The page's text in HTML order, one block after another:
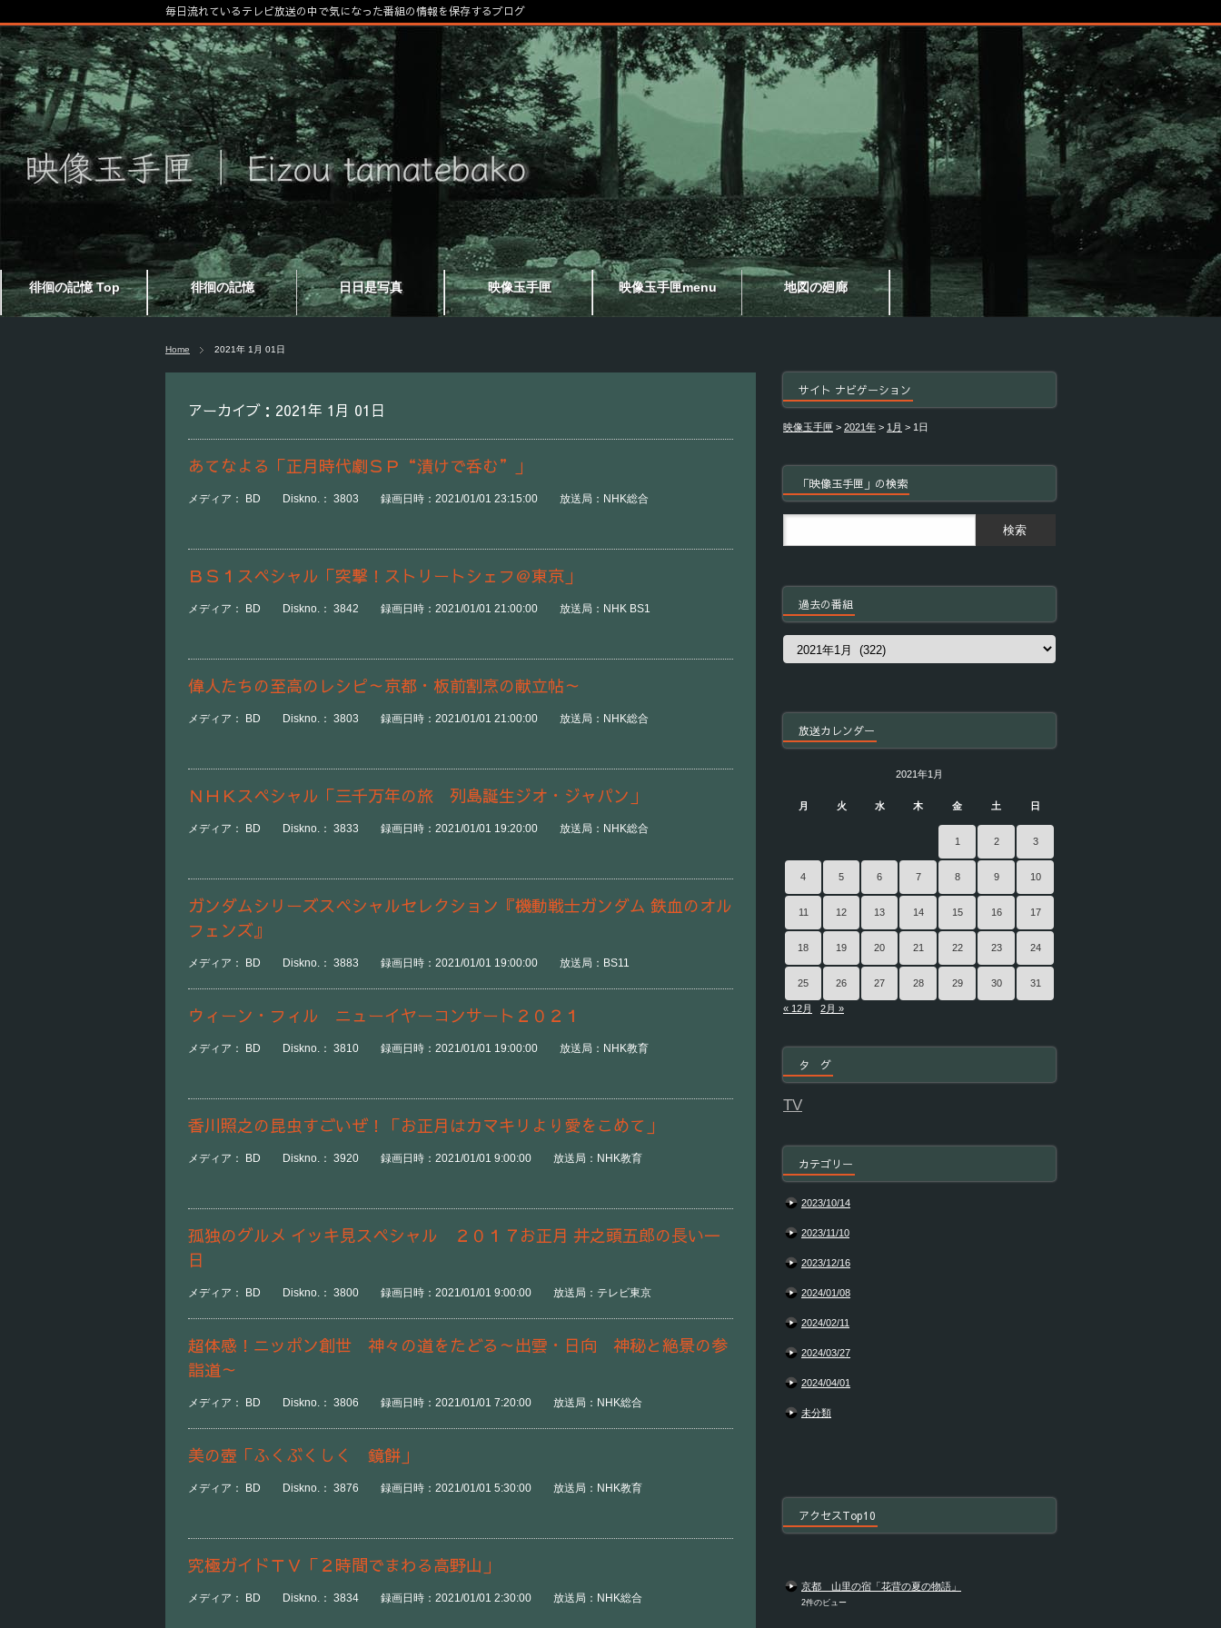
徘徊の記憶 Top 徘徊の記憶 日日是写真 映像玉手匣 映像玉手匣menu 地図の廻廊
毎日流れているテレビ放送の中で気になった番組の情報を保存するブログ
Home 2021年 1月 01日
アーカイブ：2021年 1月 01日
あてなよる「正月時代劇ＳＰ“漬けで呑む”」
メディア： BD Diskno.： 3803 録画日時：2021/01/01 23:15:00 放送局：NHK総合
ＢＳ１スペシャル「突撃！ストリートシェフ＠東京」
メディア： BD Diskno.： 3842 録画日時：2021/01/01 21:00:00 放送局：NHK BS1
偉人たちの至高のレシピ～京都・板前割烹の献立帖～
メディア： BD Diskno.： 3803 録画日時：2021/01/01 21:00:00 放送局：NHK総合
ＮＨＫスペシャル「三千万年の旅 列島誕生ジオ・ジャパン」
メディア： BD Diskno.： 3833 録画日時：2021/01/01 19:20:00 放送局：NHK総合
ガンダムシリーズスペシャルセレクション『機動戦士ガンダム 鉄血のオル
フェンズ』
メディア： BD Diskno.： 3883 録画日時：2021/01/01 19:00:00 放送局：BS11
ウィーン・フィル ニューイヤーコンサート２０２１
メディア： BD Diskno.： 3810 録画日時：2021/01/01 19:00:00 放送局：NHK教育
香川照之の昆虫すごいぜ！「お正月はカマキリより愛をこめて」
メディア： BD Diskno.： 3920 録画日時：2021/01/01 9:00:00 放送局：NHK教育
孤独のグルメ イッキ見スペシャル ２０１７お正月 井之頭五郎の長い一
日
メディア： BD Diskno.： 3800 録画日時：2021/01/01 9:00:00 放送局：テレビ東京
超体感！ニッポン創世 神々の道をたどる～出雲・日向 神秘と絶景の参
詣道～
メディア： BD Diskno.： 3806 録画日時：2021/01/01 7:20:00 放送局：NHK総合
美の壺「ふくぶくしく 鏡餅」
メディア： BD Diskno.： 3876 録画日時：2021/01/01 5:30:00 放送局：NHK教育
究極ガイドＴＶ「２時間でまわる高野山」
メディア： BD Diskno.： 3834 録画日時：2021/01/01 2:30:00 放送局：NHK総合
サイト ナビゲーション
映像玉手匣 > 2021年 > 1月 > 1日
「映像玉手匣」の検索
過去の番組
過
放送カレンダー
2021年1月
月 火 水 木 金 土 日
1 2 3
4 5 6 7 8 9 10
11 12 13 14 15 16 17
18 19 20 21 22 23 24
25 26 27 28 29 30 31
« 12月 2月 »
タ グ
TV
カテゴリー
2023/10/14
2023/11/10
2023/12/16
2024/01/08
2024/02/11
2024/03/27
2024/04/01
未分類
アクセスTop10
京都 山里の宿「花背の夏の物語」
2件のビュー